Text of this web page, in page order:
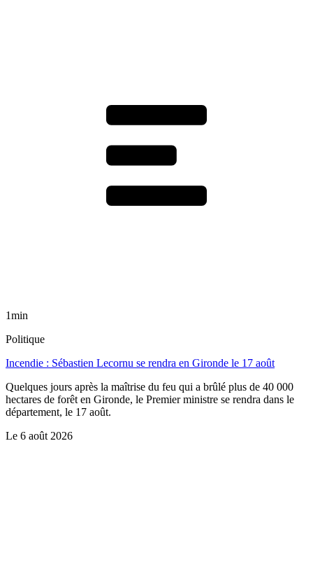
1min
Politique
Incendie : Sébastien Lecornu se rendra en Gironde le 17 août
Quelques jours après la maîtrise du feu qui a brûlé plus de 40 000
hectares de forêt en Gironde, le Premier ministre se rendra dans le
département, le 17 août.
Le 6 août 2026